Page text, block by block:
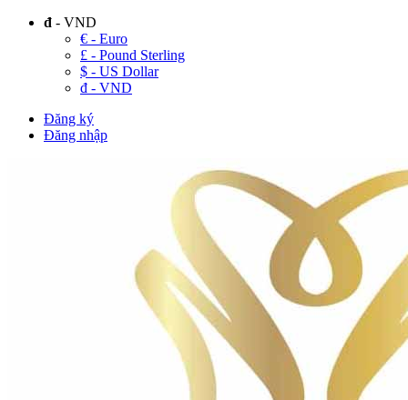
đ - VND
€ - Euro
£ - Pound Sterling
$ - US Dollar
đ - VND
Đăng ký
Đăng nhập